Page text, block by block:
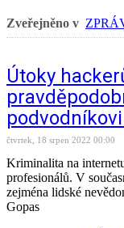
Zveřejněno v
Útoky
čtvrtek, 18 srpen 2022 00:00
Kriminalita na
profesionálů. V
zejména lidské
Gopas